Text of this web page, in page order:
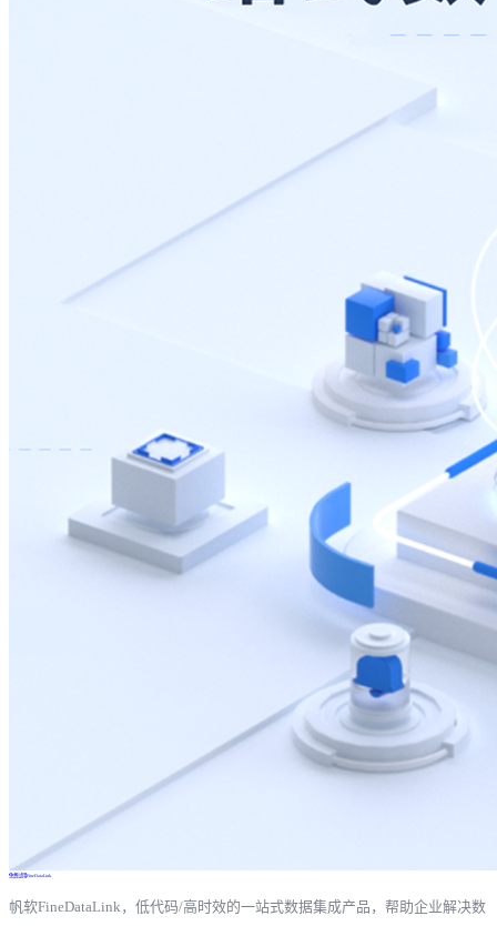
免费试用FineDataLink
帆软FineDataLink，低代码/高时效的一站式数据集成产品，帮助企业解决数